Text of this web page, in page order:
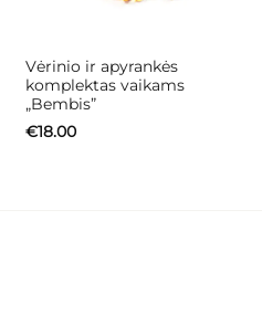
Vėrinio ir apyrankės
komplektas vaikams
„Bembis”
€18.00